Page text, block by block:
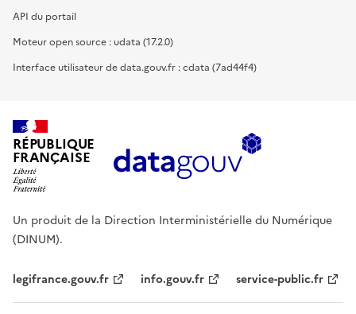
API du portail
Moteur open source : udata (17.2.0)
Interface utilisateur de data.gouv.fr : cdata (7ad44f4)
RÉPUBLIQUE
FRANÇAISE
Un produit de la Direction Interministérielle du Numérique
(DINUM).
legifrance.gouv.fr info.gouv.fr service-public.fr